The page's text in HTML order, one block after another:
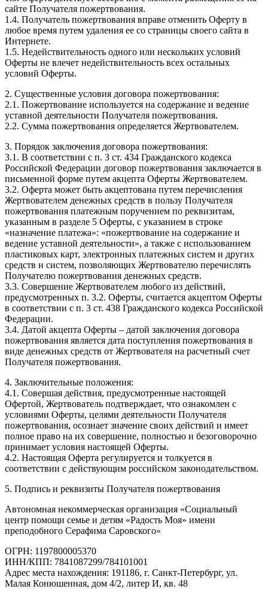
сайте Получателя пожертвования.
1.4. Получатель пожертвования вправе отменить Оферту в
любое время путем удаления ее со страницы своего сайта в
Интернете.
1.5. Недействительность одного или нескольких условий
Оферты не влечет недействительность всех остальных
условий Оферты.
2. Существенные условия договора пожертвования:
2.1. Пожертвование используется на содержание и ведение
уставной деятельности Получателя пожертвования.
2.2. Сумма пожертвования определяется Жертвователем.
3. Порядок заключения договора пожертвования:
3.1. В соответствии с п. 3 ст. 434 Гражданского кодекса
Российской Федерации договор пожертвования заключается в
письменной форме путем акцепта Оферты Жертвователем.
3.2. Оферта может быть акцептована путем перечисления
Жертвователем денежных средств в пользу Получателя
пожертвования платежным поручением по реквизитам,
указанным в разделе 5 Оферты, с указанием в строке
«назначение платежа»: «пожертвование на содержание и
ведение уставной деятельности», а также с использованием
пластиковых карт, электронных платежных систем и других
средств и систем, позволяющих Жертвователю перечислять
Получателю пожертвования денежных средств.
3.3. Совершение Жертвователем любого из действий,
предусмотренных п. 3.2. Оферты, считается акцептом Оферты
в соответствии с п. 3 ст. 438 Гражданского кодекса Российской
Федерации.
3.4. Датой акцепта Оферты – датой заключения договора
пожертвования является дата поступления пожертвования в
виде денежных средств от Жертвователя на расчетный счет
Получателя пожертвования.
4. Заключительные положения:
4.1. Совершая действия, предусмотренные настоящей
Офертой, Жертвователь подтверждает, что ознакомлен с
условиями Оферты, целями деятельности Получателя
пожертвования, осознает значение своих действий и имеет
полное право на их совершение, полностью и безоговорочно
принимает условия настоящей Оферты.
4.2. Настоящая Оферта регулируется и толкуется в
соответствии с действующим российском законодательством.
5. Подпись и реквизиты Получателя пожертвования
Автономная некоммерческая организация «Социальный
центр помощи семье и детям «Радость Моя» имени
преподобного Серафима Саровского»
ОГРН: 1197800005370
ИНН/КПП: 7841087299/784101001
Адрес места нахождения: 191186, г. Санкт-Петербург, ул.
Малая Конюшенная, дом 4/2, литер И, кв. 48